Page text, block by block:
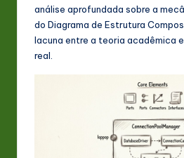
análise aprofundada sobre a
do Diagrama de Estrutura
lacuna entre a teoria acadêmica
real.